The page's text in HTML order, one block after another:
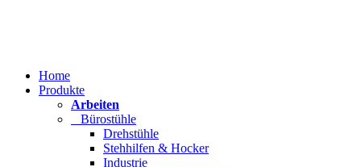
Home
Produkte
Arbeiten
Bürostühle
Drehstühle
Stehhilfen & Hocker
Industrie